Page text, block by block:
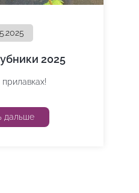
2025
дальше